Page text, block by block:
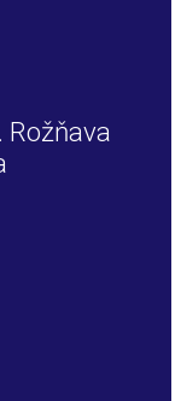
Rožňava